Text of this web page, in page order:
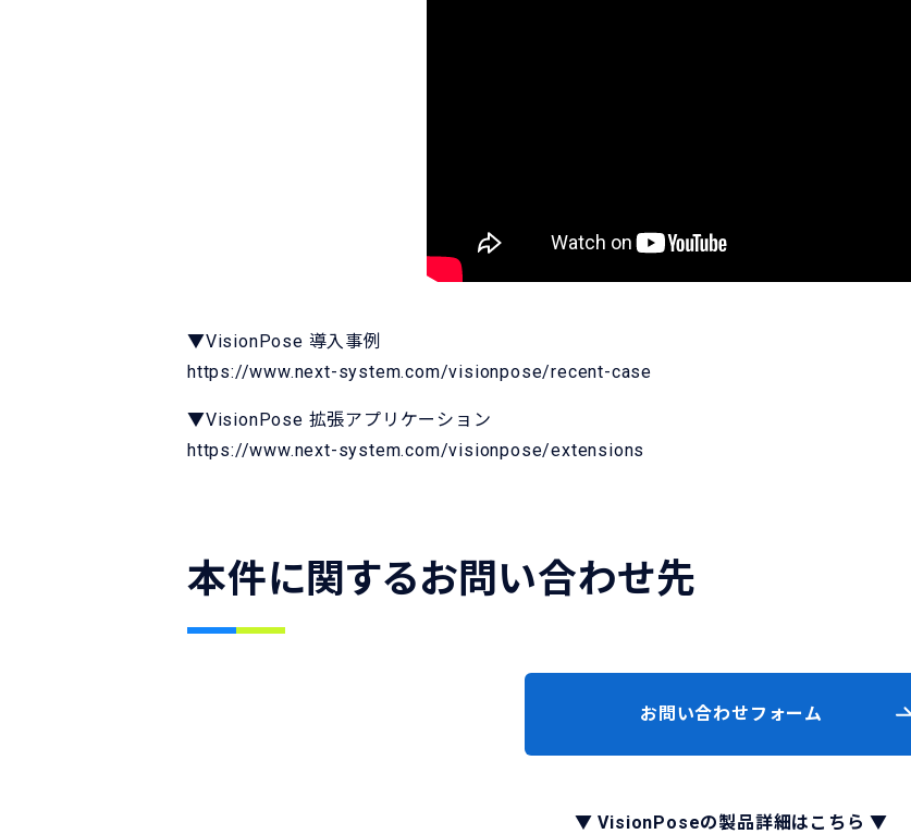
▼VisionPose 導入事例
https://www.next-system.com/visionpose/recent-case
▼VisionPose 拡張アプリケーション
https://www.next-system.com/visionpose/extensions
本件に関するお問い合わせ先
お問い合わせフォーム
▼ VisionPoseの製品詳細はこちら ▼